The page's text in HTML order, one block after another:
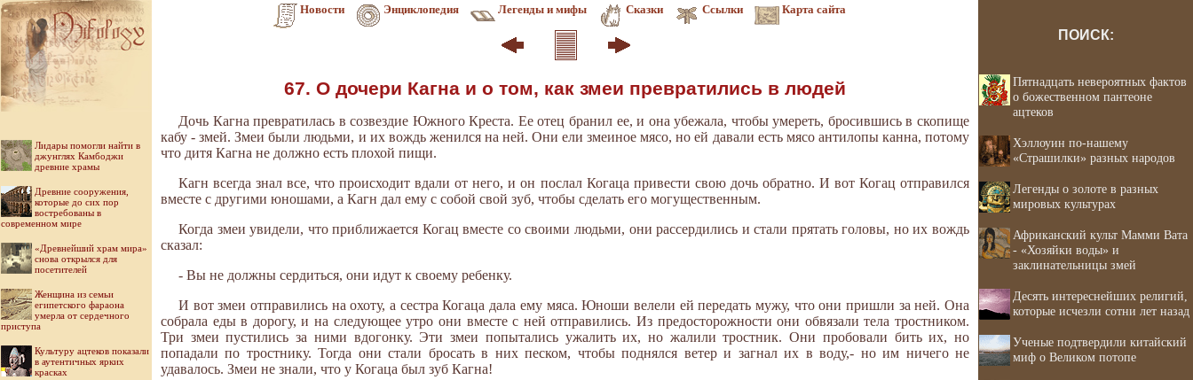
Новости Энциклопедия Легенды и мифы Сказки Ссылки Карта сайта
Лидары помогли найти в
джунглях Камбоджи
древние храмы
Древние сооружения,
которые до сих пор
востребованы в
современном мире
«Древнейший храм мира»
снова открылся для
посетителей
Женщина из семьи
египетского фараона
умерла от сердечного
приступа
Культуру ацтеков показали
в аутентичных ярких
красках
67. О дочери Кагна и о том, как змеи превратились в людей
Дочь Кагна превратилась в созвездие Южного Креста. Ее отец бранил ее, и она убежала, чтобы умереть, бросившись в скопище
кабу - змей. Змеи были людьми, и их вождь женился на ней. Они ели змеиное мясо, но ей давали есть мясо антилопы канна, потому
что дитя Кагна не должно есть плохой пищи.
Кагн всегда знал все, что происходит вдали от него, и он послал Когаца привести свою дочь обратно. И вот Когац отправился
вместе с другими юношами, а Кагн дал ему с собой свой зуб, чтобы сделать его могущественным.
Когда змеи увидели, что приближается Когац вместе со своими людьми, они рассердились и стали прятать головы, но их вождь
сказал:
- Вы не должны сердиться, они идут к своему ребенку.
И вот змеи отправились на охоту, а сестра Когаца дала ему мяса. Юноши велели ей передать мужу, что они пришли за ней. Она
собрала еды в дорогу, и на следующее утро они вместе с ней отправились. Из предосторожности они обвязали тела тростником.
Три змеи пустились за ними вдогонку. Эти змеи попытались ужалить их, но жалили тростник. Они пробовали бить их, но
попадали по тростнику. Тогда они стали бросать в них песком, чтобы поднялся ветер и загнал их в воду,- но им ничего не
удавалось. Змеи не знали, что у Когаца был зуб Кагна!
ПОИСК:
Пятнадцать невероятных фактов
о божественном пантеоне
ацтеков
Хэллоуин по-нашему
«Страшилки» разных народов
Легенды о золоте в разных
мировых культурах
Африканский культ Мамми Вата
- «Хозяйки воды» и
заклинательницы змей
Десять интереснейших религий,
которые исчезли сотни лет назад
Ученые подтвердили китайский
миф о Великом потопе